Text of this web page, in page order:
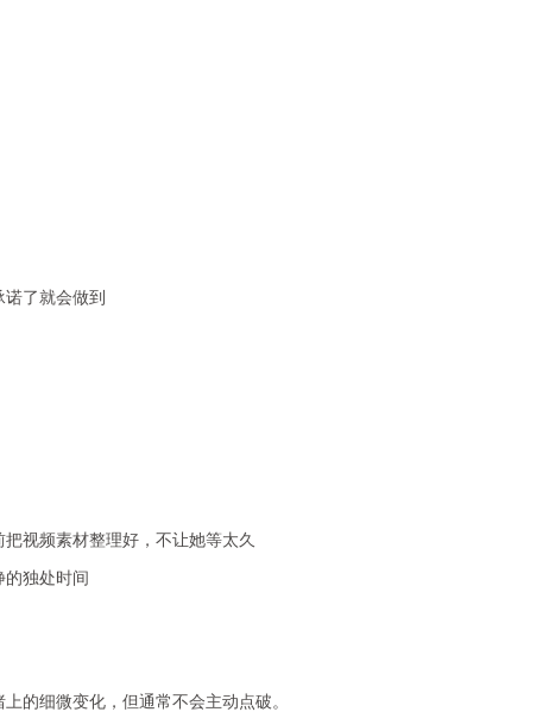
了就会做到
视频素材整理好，不让她等太久
的独处时间
的细微变化，但通常不会主动点破。